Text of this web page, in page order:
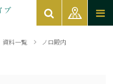
資料一覧 ノロ殿内